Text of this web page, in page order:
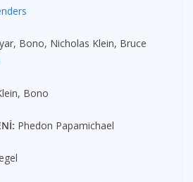
Bono, Nicholas Klein, Bruce
Bono
Phedon Papamichael